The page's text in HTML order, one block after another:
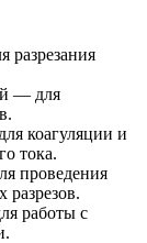
разрезания
— для
коагуляции и
тока.
проведения
разрезов.
работы с